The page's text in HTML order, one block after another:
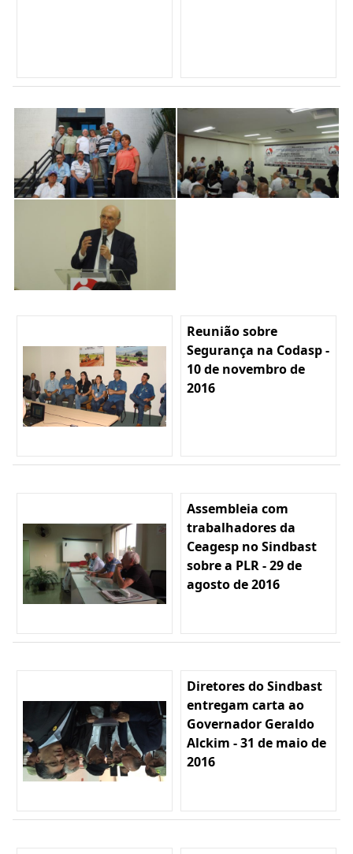
Reunião sobre
Segurança na Codasp -
10 de novembro de
2016
Assembleia com
trabalhadores da
Ceagesp no Sindbast
sobre a PLR - 29 de
agosto de 2016
Diretores do Sindbast
entregam carta ao
Governador Geraldo
Alckim - 31 de maio de
2016